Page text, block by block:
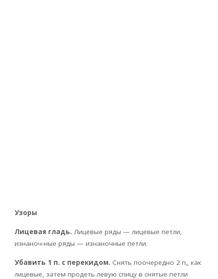
Узоры
Лицевая гладь. Лицевые ряды — лицевые петли,
изнаноч-ные ряды — изнаночные петли.
Убавить 1 п. с перекидом. Снять поочередно 2 п„ как
лицевые, затем продеть левую спицу в снятые петли